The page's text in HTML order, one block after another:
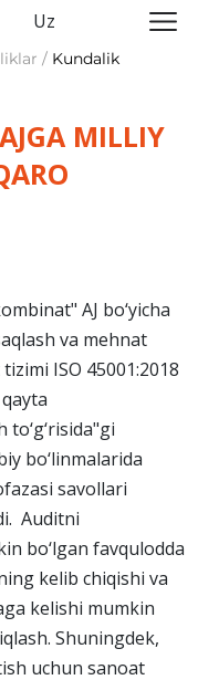
Uz
/ Kundalik
MILLIY
AJ bo‘yicha
va mehnat
ISO 45001:2018
bo‘linmalarida
savollari
Auditni
bo‘lgan favqulodda
kelib chiqishi va
kelishi mumkin
Shuningdek,
uchun sanoat